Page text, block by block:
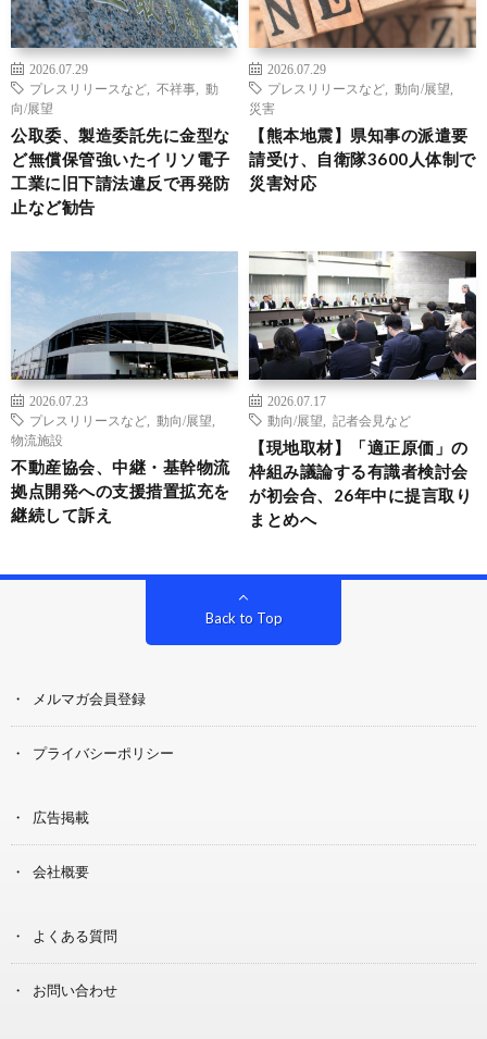
2026.07.29
プレスリリースなど
不祥事
動
向/展望
公取委、製造委託先に金型な
ど無償保管強いたイリソ電子
工業に旧下請法違反で再発防
止など勧告
2026.07.29
プレスリリースなど
動向/展望
災害
【熊本地震】県知事の派遣要
請受け、自衛隊3600人体制で
災害対応
2026.07.23
プレスリリースなど
動向/展望
物流施設
不動産協会、中継・基幹物流
拠点開発への支援措置拡充を
継続して訴え
2026.07.17
動向/展望
記者会見など
【現地取材】「適正原価」の
枠組み議論する有識者検討会
が初会合、26年中に提言取り
まとめへ
Back to Top
メルマガ会員登録
プライバシーポリシー
広告掲載
会社概要
よくある質問
お問い合わせ